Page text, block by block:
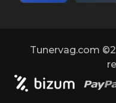
Tunervag.com